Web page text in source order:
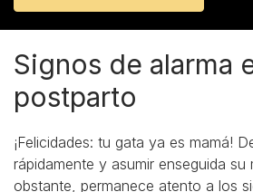
Signos de alarma
postparto
¡Felicidades: tu gata ya es mamá!
rápidamente y asumir enseguida su
obstante, permanece atento a los